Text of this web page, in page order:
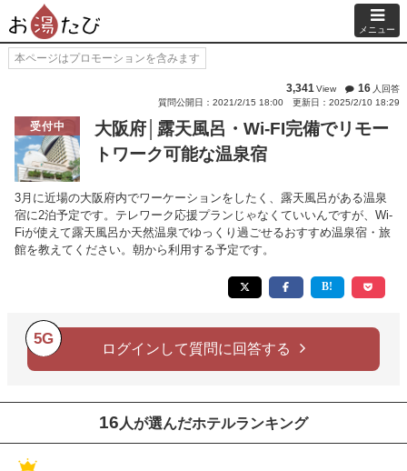
メニュー
本ページはプロモーションを含みます
3,341View 16 人回答
質問公開日：2021/2/15 18:00
更新日：2025/2/10 18:29
受付中
大阪府│露天風呂・Wi-FI完備でリモー
トワーク可能な温泉宿
3月に近場の大阪府内でワーケーションをしたく、露天風呂がある温泉
宿に2泊予定です。テレワーク応援プランじゃなくていいんですが、Wi-
Fiが使えて露天風呂か天然温泉でゆっくり過ごせるおすすめ温泉宿・旅
館を教えてください。朝から利用する予定です。
5G
ログインして質問に回答する
16 人が選んだホテルランキング